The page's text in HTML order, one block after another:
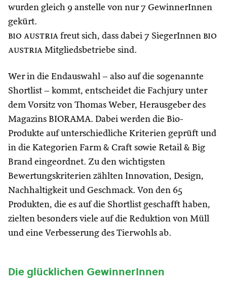
wurden gleich 9 anstelle von nur 7 GewinnerInnen
gekürt.
bio austria freut sich, dass dabei 7 SiegerInnen bio
austria Mitgliedsbetriebe sind.
Wer in die Endauswahl – also auf die sogenannte
Shortlist – kommt, entscheidet die Fachjury unter
dem Vorsitz von Thomas Weber, Herausgeber des
Magazins BIORAMA. Dabei werden die Bio-
Produkte auf unterschiedliche Kriterien geprüft und
in die Kategorien Farm & Craft sowie Retail & Big
Brand eingeordnet. Zu den wichtigsten
Bewertungskriterien zählten Innovation, Design,
Nachhaltigkeit und Geschmack. Von den 65
Produkten, die es auf die Shortlist geschafft haben,
zielten besonders viele auf die Reduktion von Müll
und eine Verbesserung des Tierwohls ab.
Die glücklichen GewinnerInnen